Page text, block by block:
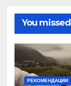
You missed
РЕКОМЕНДАЦИИ